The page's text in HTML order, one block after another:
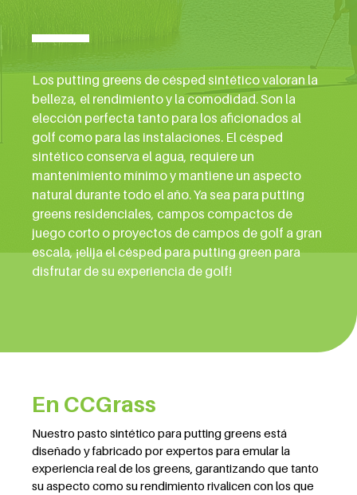
Los putting greens de césped sintético valoran la
belleza, el rendimiento y la comodidad. Son la
elección perfecta tanto para los aficionados al
golf como para las instalaciones. El césped
sintético conserva el agua, requiere un
mantenimiento mínimo y mantiene un aspecto
natural durante todo el año. Ya sea para putting
greens residenciales, campos compactos de
juego corto o proyectos de campos de golf a gran
escala, ¡elija el césped para putting green para
disfrutar de su experiencia de golf!
En CCGrass
Nuestro pasto sintético para putting greens está
diseñado y fabricado por expertos para emular la
experiencia real de los greens, garantizando que tanto
su aspecto como su rendimiento rivalicen con los que